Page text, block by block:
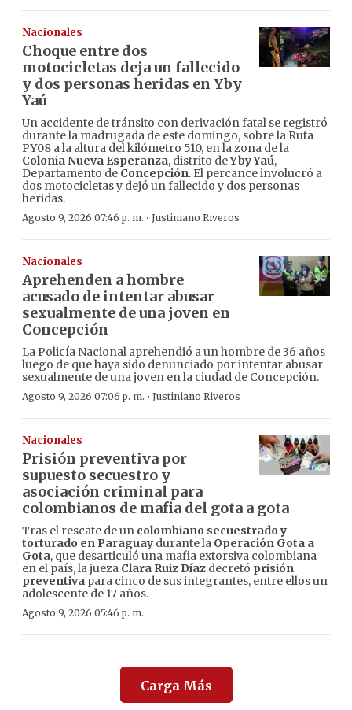
Nacionales
Choque entre dos
motocicletas deja un fallecido
y dos personas heridas en Yby
Yaú
Un accidente de tránsito con derivación fatal se registró
durante la madrugada de este domingo, sobre la Ruta
PY08 a la altura del kilómetro 510, en la zona de la
Colonia Nueva Esperanza, distrito deYby Yaú,
Departamento de Concepción. El percance involucró a
dos motocicletas y dejó un fallecido y dos personas
heridas.
Agosto 9, 2026 07:46 p. m. · Justiniano Riveros
Nacionales
Aprehenden a hombre
acusado de intentar abusar
sexualmente de una joven en
Concepción
La Policía Nacional aprehendió a un hombre de 36 años
luego de que haya sido denunciado por intentar abusar
sexualmente de una joven en la ciudad de Concepción.
Agosto 9, 2026 07:06 p. m. · Justiniano Riveros
Nacionales
Prisión preventiva por
supuesto secuestro y
asociación criminal para
colombianos de mafia del gota a gota
Tras el rescate de un colombiano secuestrado y
torturado en Paraguay durante la Operación Gota a
Gota, que desarticuló una mafia extorsiva colombiana
en el país, la jueza Clara Ruiz Díaz decretó prisión
preventiva para cinco de sus integrantes, entre ellos un
adolescente de 17 años.
Agosto 9, 2026 05:46 p. m.
Carga Más